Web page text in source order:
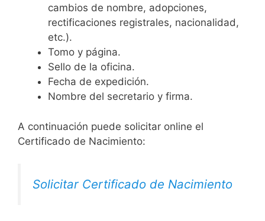
cambios de nombre, adopciones,
rectificaciones registrales, nacionalidad,
etc.).
Tomo y página.
Sello de la oficina.
Fecha de expedición.
Nombre del secretario y firma.
A continuación puede solicitar online el
Certificado de Nacimiento:
Solicitar Certificado de Nacimiento